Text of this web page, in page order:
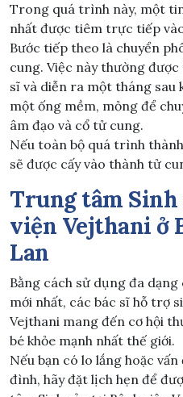
Trong quá trình này, một
nhất được tiêm trực tiếp
Bước tiếp theo là chuyển
cung. Việc này thường
sĩ và diễn ra một tháng sau
một ống mềm, mỏng để
âm đạo và cổ tử cung.
Nếu toàn bộ quá trình
sẽ được cấy vào thành tử
Trung tâm Sinh
viện Vejthani ở
Lan
Bằng cách sử dụng đa
mới nhất, các bác sĩ hỗ trợ
Vejthani mang đến cơ hội
bé khỏe mạnh nhất thế giới.
Nếu bạn có lo lắng hoặc
đình, hãy đặt lịch hẹn để